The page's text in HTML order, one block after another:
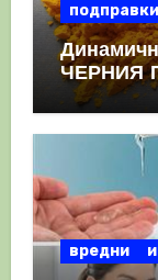
подправки
ЧЕРНИЯ
вредни